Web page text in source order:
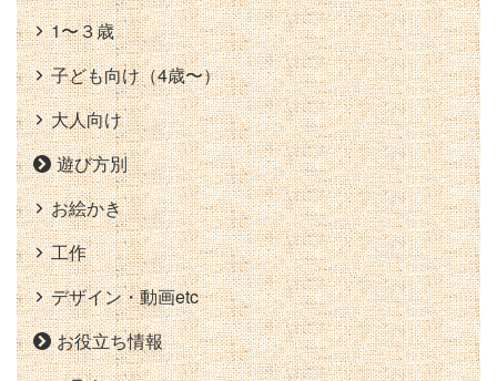
1〜３歳
子ども向け（4歳〜）
大人向け
遊び方別
お絵かき
工作
デザイン・動画etc
お役立ち情報